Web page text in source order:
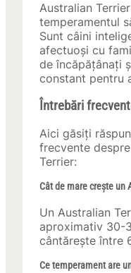
Australian
temperamentul
Sunt câini
afectuoși cu
de încăpățânați
constant pentru
Întrebări
Aici găsiți
frecvente
Terrier:
Cât de mare crește un
Un Australian
aproximativ 30-
cântărește între
Ce temperament are